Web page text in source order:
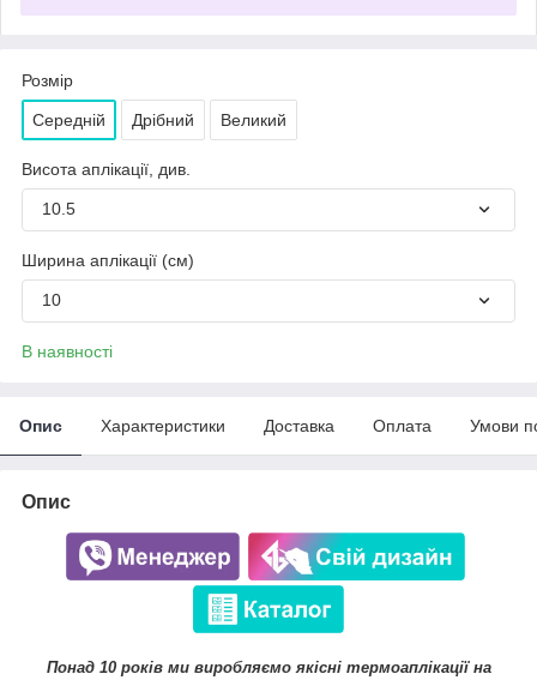
Розмір
Середній Дрібний Великий
Висота аплікації, див.
10.5
Ширина аплікації (см)
10
В наявності
Опис Характеристики Доставка Оплата Умови
Опис
Понад 10 років ми виробляємо якісні термоаплікації на